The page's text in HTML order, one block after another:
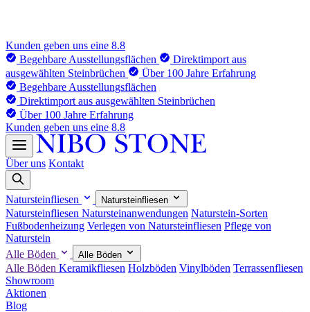
Kunden geben uns eine 8.8
Begehbare Ausstellungsflächen
Direktimport aus
ausgewählten Steinbrüchen
Über 100 Jahre Erfahrung
Begehbare Ausstellungsflächen
Direktimport aus ausgewählten Steinbrüchen
Über 100 Jahre Erfahrung
Kunden geben uns eine 8.8
Über uns Kontakt
Natursteinfliesen Natursteinfliesen
Natursteinfliesen Natursteinanwendungen Naturstein-Sorten
Fußbodenheizung Verlegen von Natursteinfliesen Pflege von
Naturstein
Alle Böden
Alle Böden
Alle Böden Keramikfliesen Holzböden Vinylböden Terrassenfliesen
Showroom
Aktionen
Blog